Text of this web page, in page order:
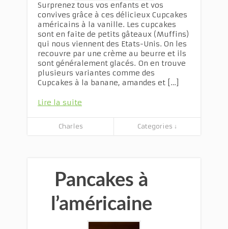
Surprenez tous vos enfants et vos
convives grâce à ces délicieux Cupcakes
américains à la vanille. Les cupcakes
sont en faite de petits gâteaux (Muffins)
qui nous viennent des Etats-Unis. On les
recouvre par une crème au beurre et ils
sont généralement glacés. On en trouve
plusieurs variantes comme des
Cupcakes à la banane, amandes et […]
Lire la suite
Charles Categories ↓
Pancakes à
l’américaine